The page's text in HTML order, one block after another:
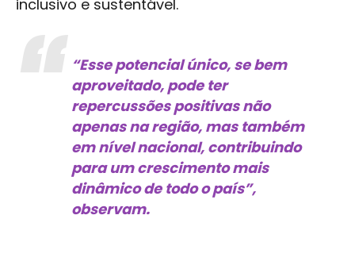
inclusivo e sustentável.
“Esse potencial único, se bem
aproveitado, pode ter
repercussões positivas não
apenas na região, mas também
em nível nacional, contribuindo
para um crescimento mais
dinâmico de todo o país”,
observam.